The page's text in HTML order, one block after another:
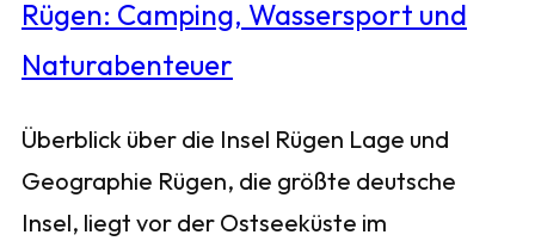
Überblick über die Insel Rügen Lage und
Geographie Rügen, die größte deutsche
Insel, liegt vor der Ostseeküste im